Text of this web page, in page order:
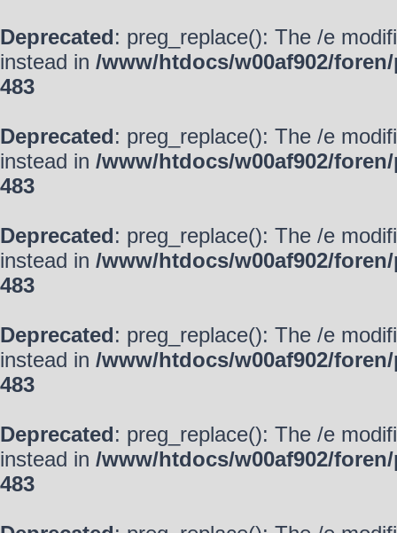
Deprecated: preg_replace(): The /e
instead in /www/htdocs/w00af902/
483
Deprecated: preg_replace(): The /e
instead in /www/htdocs/w00af902/
483
Deprecated: preg_replace(): The /e
instead in /www/htdocs/w00af902/
483
Deprecated: preg_replace(): The /e
instead in /www/htdocs/w00af902/
483
Deprecated: preg_replace(): The /e
instead in /www/htdocs/w00af902/
483